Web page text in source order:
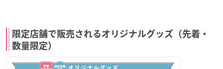
限定店舗で販売されるオリジナルグッズ（先着・
数量限定）